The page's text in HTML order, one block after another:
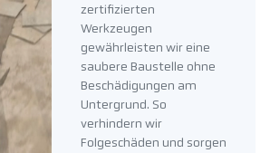
zertifizierten
Werkzeugen
gewährleisten wir eine
saubere Baustelle ohne
Beschädigungen am
Untergrund. So
verhindern wir
Folgeschäden und sorgen